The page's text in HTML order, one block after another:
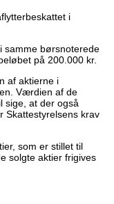
i
samme børsnoterede
på 200.000 kr.
af aktierne i
Værdien af de
sige, at der også
Skattestyrelsens krav
som er stillet til
solgte aktier frigives